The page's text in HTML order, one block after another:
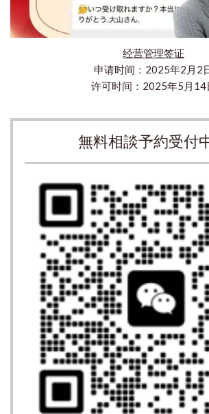
经营管理签证
申请时间：2025年2月2
许可时间：2025年5月14
無料相談予約受付